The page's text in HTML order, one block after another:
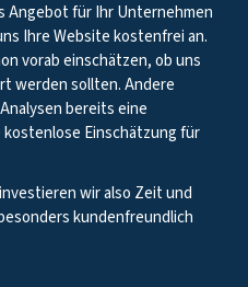
Angebot für Ihr Unternehmen
Ihre Website kostenfrei an.
vorab einschätzen, ob uns
werden sollten. Andere
bereits eine
Einschätzung für
wir also Zeit und
kundenfreundlich